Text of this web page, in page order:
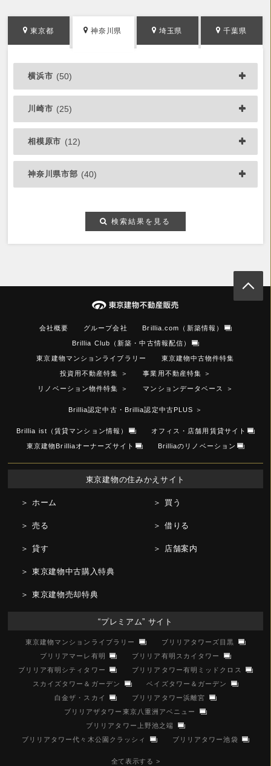
東京都 神奈川県 埼玉県 千葉県
横浜市 (50)
川崎市 (25)
相模原市 (12)
神奈川県市部 (40)
検索結果を見る
会社概要 グループ会社 Brillia.com（新築情報）
Brillia Club（新築・中古情報配信）
東京建物マンションライブラリー 東京建物中古物件特集
投資用不動産特集 ＞ 事業用不動産特集 ＞
リノベーション物件特集 ＞ マンションデータベース ＞
Brillia認定中古・Brillia認定中古PLUS ＞
Brillia ist（賃貸マンション情報） オフィス・店舗用賃貸サイト
東京建物Brilliaオーナーズサイト Brilliaのリノベーション
東京建物の住みかえサイト
＞ ホーム ＞ 買う
＞ 売る ＞ 借りる
＞ 貸す ＞ 店舗案内
＞ 東京建物中古購入特典
＞ 東京建物売却特典
“プレミアム” サイト
東京建物マンションライブラリー
ブリリアタワーズ目黒
ブリリアマーレ有明
ブリリア有明スカイタワー
ブリリア有明シティタワー
ブリリアタワー有明ミッドクロス
スカイズタワー＆ガーデン
ベイズタワー＆ガーデン
白金ザ・スカイ
ブリリアタワー浜離宮
ブリリアザタワー東京八重洲アベニュー
ブリリアタワー上野池之端
ブリリアタワー代々木公園クラッシィ
ブリリアタワー池袋
全て表示する >